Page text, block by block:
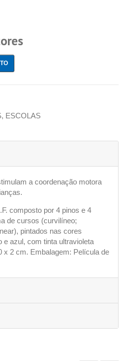
, ESCOLAS
a coordenação motora
composto por 4 pinos e 4
de cursos (curvilíneo;
pintados nas cores
e azul, com tinta ultravioleta
x 2 cm. Embalagem: Película de